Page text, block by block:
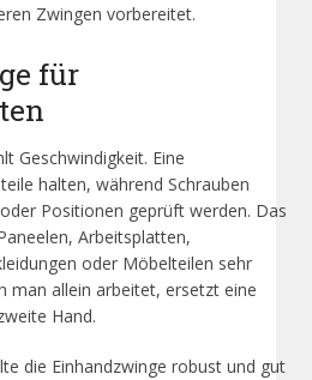
Zwingen vorbereitet.
für
Geschwindigkeit. Eine
halten, während Schrauben
Positionen geprüft werden. Das
Arbeitsplatten,
oder Möbelteilen sehr
man allein arbeitet, ersetzt eine
Hand.
die Einhandzwinge robust und gut